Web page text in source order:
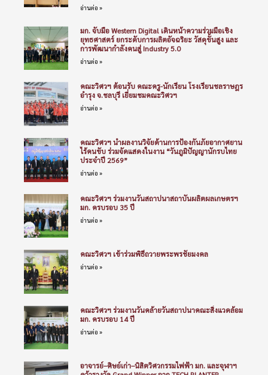
อ่านต่อ »
มก. จับมือ Western Digital เดินหน้าความร่วมมือเชิง
ยุทธศาสตร์ ยกระดับการผลิตอัจฉริยะ วัสดุขั้นสูง และ
การพัฒนากำลังคนสู่ Industry 5.0
อ่านต่อ »
คณะวิศวฯ ต้อนรับ คณะครู-นักเรียน โรงเรียนชลราษฎร
อำรุง จ.ชลบุรี เยี่ยมชมคณะวิศวฯ
อ่านต่อ »
คณะวิศวฯ นำผลงานวิจัยด้านการป้องกันภัยอากาศยาน
ไร้คนขับ ร่วมจัดแสดงในงาน “วันภูมิปัญญานักรบไทย
ประจำปี 2569”
อ่านต่อ »
คณะวิศวฯ ร่วมงานวันสถาปนาสถาบันผลิตผลเกษตรฯ
มก. ครบรอบ 35 ปี
อ่านต่อ »
คณะวิศวฯ เข้าร่วมพิธีถวายพระพรชัยมงคล
อ่านต่อ »
คณะวิศวฯ ร่วมงานวันคล้ายวันสถาปนาคณะสิ่งแวดล้อม
มก. ครบรอบ 14 ปี
อ่านต่อ »
อาจารย์–ศิษย์เก่า–นิสิตวิศวกรรมไฟฟ้า มก. และจุฬาฯ